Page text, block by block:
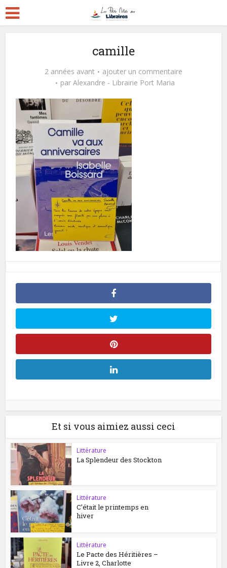
camille
2 années avant
ajouter un commentaire
par Alexandre - Librairie Port Maria
Et si vous aimiez aussi ceci
Littérature
La Splendeur des Stockton
Littérature
C’était le printemps en
hiver
Littérature
Le Pacte des Héritières –
Livre 2, Charlotte